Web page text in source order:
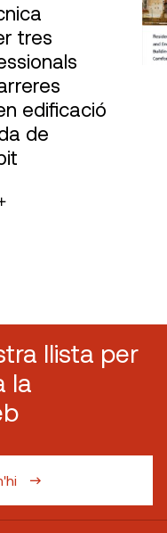
tres
edificació
de
llista per
la